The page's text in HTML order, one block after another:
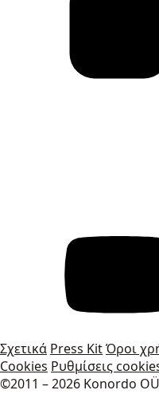
Σχετικά Press KitΌροι
Cookies Ρυθμίσεις
©2011 – 2026 Konordo OÜ